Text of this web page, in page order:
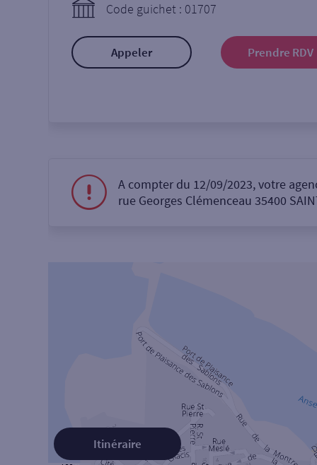
Code guichet : 01707
Appeler Prendre RDV
A compter du 12/09/2023, votre
rue Georges Clémenceau 35400
Itinéraire